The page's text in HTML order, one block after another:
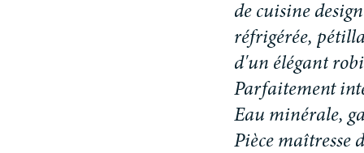
de cuisine design
réfrigérée, pétill
d'un élégant robi
Parfaitement
Eau minérale,
Pièce maîtresse